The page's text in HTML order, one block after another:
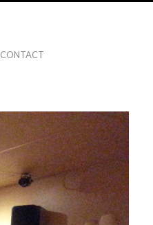
CONTACT